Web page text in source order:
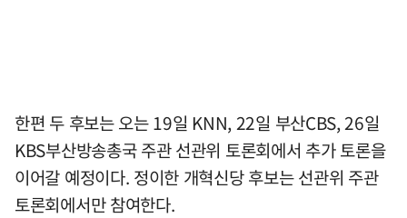
한편 두 후보는 오는 19일 KNN, 22일 부산CBS, 26일
KBS부산방송총국 주관 선관위 토론회에서 추가 토론을
이어갈 예정이다. 정이한 개혁신당 후보는 선관위 주관
토론회에서만 참여한다.